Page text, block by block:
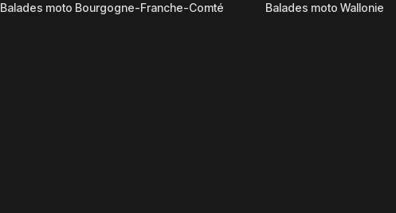
Balades moto Bourgogne-Franche-Comté
Balades moto Wallonie